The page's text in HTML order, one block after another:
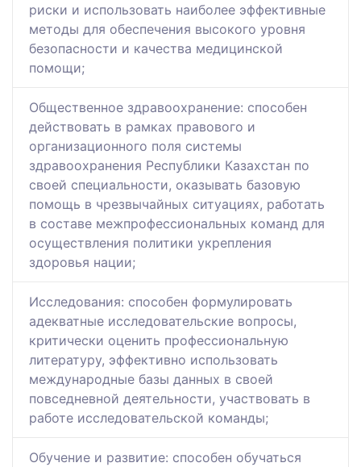
риски и использовать наиболее эффективные
методы для обеспечения высокого уровня
безопасности и качества медицинской
помощи;
Общественное здравоохранение: способен
действовать в рамках правового и
организационного поля системы
здравоохранения Республики Казахстан по
своей специальности, оказывать базовую
помощь в чрезвычайных ситуациях, работать
в составе межпрофессиональных команд для
осуществления политики укрепления
здоровья нации;
Исследования: способен формулировать
адекватные исследовательские вопросы,
критически оценить профессиональную
литературу, эффективно использовать
международные базы данных в своей
повседневной деятельности, участвовать в
работе исследовательской команды;
Обучение и развитие: способен обучаться